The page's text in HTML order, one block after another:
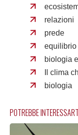
relazioni
prede
equilibrio
biologia
Il clima
biologia
POTREBBE